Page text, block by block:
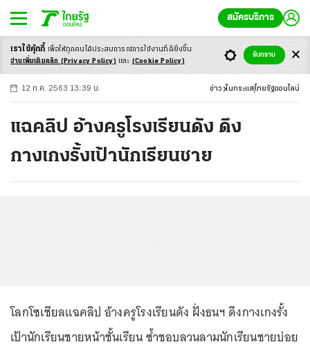
สมัครบริการ
-ก ก ก+
12 ก.ค. 2563 13:39 น. ข่าว ในกระแส ไทยรัฐออนไลน์
แฉคลิป อ้างครูโรงเรียนดัง ดึง
กางเกงรั้งเป้านักเรียนชาย
โลกโซเชียลแฉคลิป อ้างครูโรงเรียนดัง ฝั่งธนฯ ดึงกางเกงรั้ง
เป้านักเรียนชายหน้าชั้นเรียน ซ้ำชอบลวนลามนักเรียนชายบ่อย
เราใช้คุ้กกี้ เพื่อให้ทุกคนได้ประสบการณ์การใช้งานที่ดียิ่งขึ้น
อ่านเพิ่มเติมคลิก (Privacy Policy) และ (Cookie Policy)
รับทราบ